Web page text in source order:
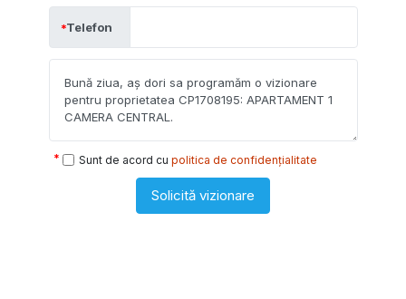
Telefon
Sunt de acord cu politica de confidențialitate
Solicită vizionare